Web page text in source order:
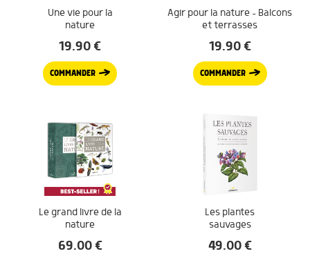
Une vie pour la
nature
19.90€
COMMANDER
Agir pour la nature – Balcons
et terrasses
19.90€
COMMANDER
Le grand livre de la
nature
69.00€
Les plantes
sauvages
49.00€